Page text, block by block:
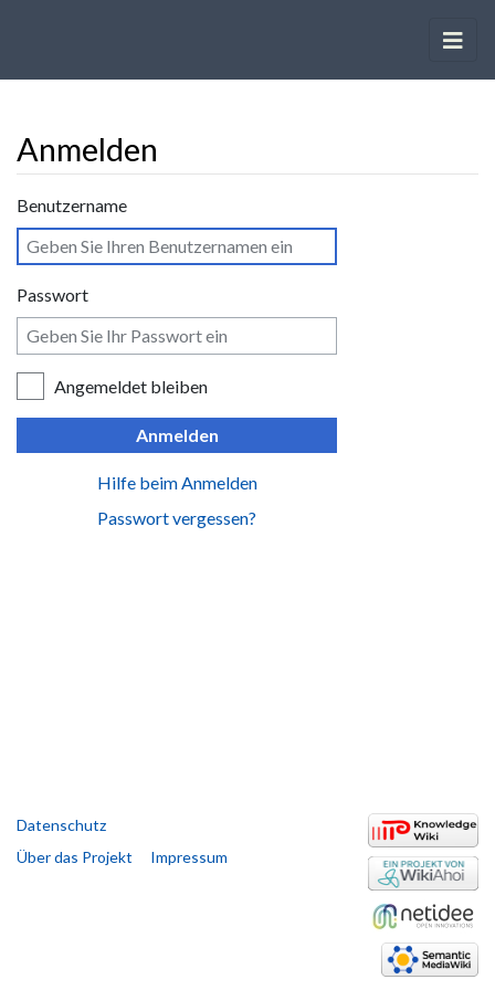
Anmelden
Wechseln zu:Navigation
Benutzername
Passwort
Angemeldet bleiben
Anmelden
Hilfe beim Anmelden
Passwort vergessen?
Datenschutz
Über das Projekt
Impressum